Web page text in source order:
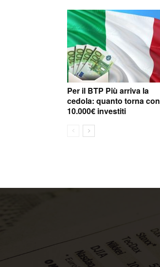
Per il BTP Più arriva la
cedola: quanto torna con
10.000€ investiti